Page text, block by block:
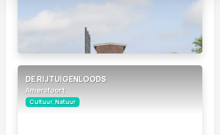
DE RIJTUIGENLOODS
Amersfoort
Cultuur, Natuur